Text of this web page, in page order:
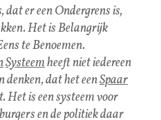
dat er een Ondergrens is,
Het is Belangrijk
te Benoemen.
Systeemheeft niet iedereen
denken, dat het eenSpaar
Het is een systeem voor
en de politiek daar